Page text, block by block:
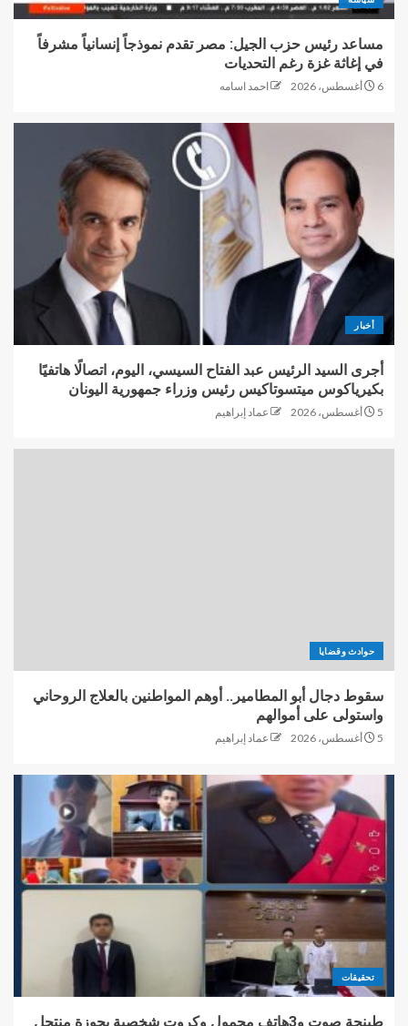
مساعد رئيس حزب الجيل: مصر تقدم نموذجاً إنسانياً مشرفاً
في إغاثة غزة رغم التحديات
6 أغسطس، 2026 احمد اسامه
أخبار
أجرى السيد الرئيس عبد الفتاح السيسي، اليوم، اتصالًا هاتفيًا
بكيرياكوس ميتسوتاكيس رئيس وزراء جمهورية اليونان
5 أغسطس، 2026 عماد إبراهيم
حوادث وقضايا
سقوط دجال أبو المطامير.. أوهم المواطنين بالعلاج الروحاني
واستولى على أموالهم
5 أغسطس، 2026 عماد إبراهيم
تحقيقات
طبنجة صوت و3هاتف محمول وكروت شخصية بحوزة منتحل